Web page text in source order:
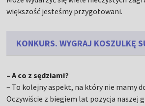
większość jesteśmy przygotowani.
KONKURS. WYGRAJ KOSZULKĘ
– A co z sędziami?
– To kolejny aspekt, na który nie mamy
Oczywiście z biegiem lat pozycja naszej